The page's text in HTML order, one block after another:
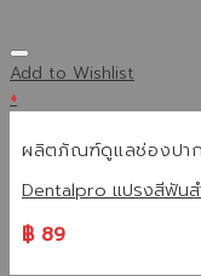
Add to Wishlist
+
ผลิตภัณฑ์ดูแลช่องปาก
Dentalpro แปรงสีฟันส
฿89